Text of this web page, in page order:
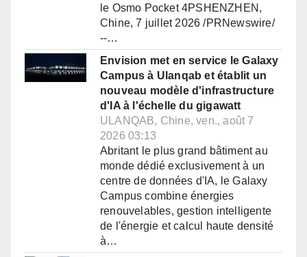
le Osmo Pocket 4PSHENZHEN,
Chine, 7 juillet 2026 /PRNewswire/
--…
Envision met en service le Galaxy
Campus à Ulanqab et établit un
nouveau modèle d'infrastructure
d'IA à l'échelle du gigawatt
ULANQAB, Chine, ven., août 7
2026 03:13
Abritant le plus grand bâtiment au
monde dédié exclusivement à un
centre de données d'IA, le Galaxy
Campus combine énergies
renouvelables, gestion intelligente
de l'énergie et calcul haute densité
à…